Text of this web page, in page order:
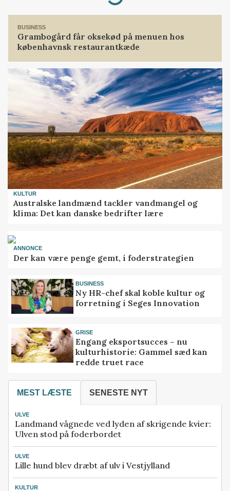
BUSINESS
Grambogård får oksekød på menuen hos
københavnsk restaurantkæde
KULTUR
Australske landmænd tackler vandmangel og
klima: Det kan danske bedrifter lære
ANNONCE
Der kan være penge gemt, i foderstrategien
BUSINESS
Ny HR-chef skal koble kultur og
forretning i Seges Innovation
GRISE
Engang eksportsucces – nu
kulturhistorie: Gammel sæd kan
redde truet race
MEST LÆSTE SENESTE NYT
ULVE
Landmand vågnede ved lyden af skrigende kvier:
Ulven stod på foderbordet
ULVE
Lille hund blev dræbt af ulv i Vestjylland
KULTUR